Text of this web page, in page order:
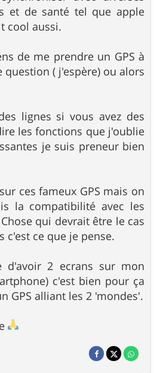
et de santé tel que apple
cool aussi.
de me prendre un GPS à
question ( j'espère) ou alors
lignes si vous avez des
les fonctions que j'oublie
je suis preneur bien
ces fameux GPS mais on
la compatibilité avec les
qui devrait être le cas
ce que je pense.
d'avoir 2 ecrans sur mon
c'est bien pour ça
GPS alliant les 2 'mondes'.